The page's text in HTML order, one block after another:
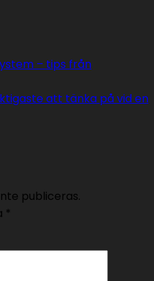
– tips från
att tänka på vid en
publiceras.
*